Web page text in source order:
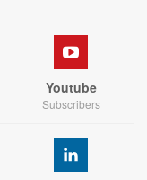
Youtube
Subscribers